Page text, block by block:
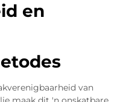
en
van